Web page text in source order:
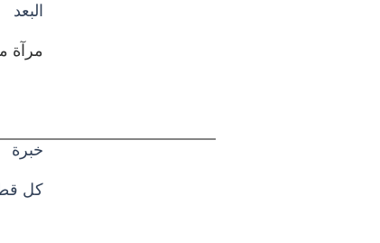
البعد
مرآة
خبرة
كل